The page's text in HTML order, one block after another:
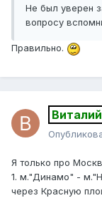
Не был уверен
вопросу
Правильно.
Я только про
1. м."Динамо" -
через Красную